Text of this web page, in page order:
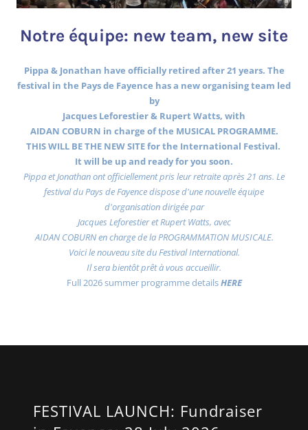
Notre équipe: new team, new site
Pippa & Jonathan have officially retired after 21 years. The
festival in the Pays de Fayence has a new organising team led
by
Jacques Leforestier & Rupert Watts, with
AIDAN COBURN in charge of the MUSICAL PROGRAMME.
THIS WILL BE THE NEW SITE for the International Festival.
It will be up and ready for you soon.
Pippa et Jonathan ont officiellement pris leur retraite après 21 ans. Le
festival du Pays de Fayence dispose d'une nouvelle équipe
d'organisation dirigée par
Jacques Leforestier et Rupert Watts, avec
AIDAN COBURN en charge de la PROGRAMMATION MUSICALE.
Voici le nouveau site du Festival International.
Il sera bientôt prêt à vous accueillir.
Full 2026 summer programme detailsHERE
FESTIVAL LAUNCH: Fundraiser